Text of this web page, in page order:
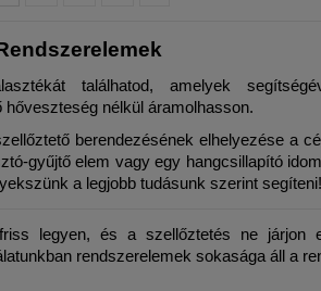
találhatod, amelyek
nélkül áramolhasson.
berendezésének elhelyezése a
gyűjtő elem vagy egy hangcsillapító
a legjobb tudásunk szerint segíteni!
legyen, és a szellőztetés ne járjon
rendszerelemek sokasága áll a